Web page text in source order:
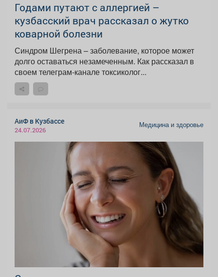
Годами путают с аллергией –
кузбасский врач рассказал о жутко
коварной болезни
Синдром Шегрена – заболевание, которое может
долго оставаться незамеченным. Как рассказал в
своем телеграм-канале токсиколог...
АиФ в Кузбассе
24.07.2026
Медицина и здоровье